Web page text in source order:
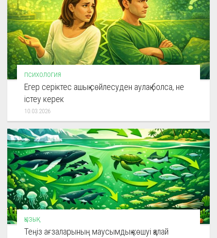
ПСИХОЛОГИЯ
Егер серіктес ашық сөйлесуден аулақ болса, не
істеу керек
10.03.2026
ҚЫЗЫҚ
Теңіз ағзаларының маусымдық көшуі қалай